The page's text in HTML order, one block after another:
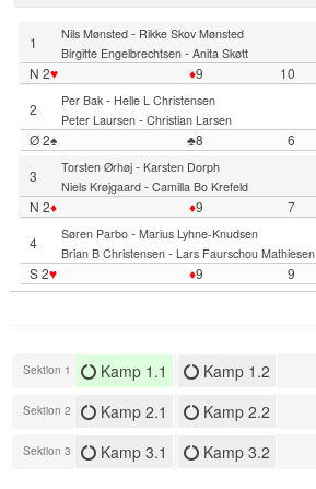
1 Nils Mønsted- Rikke Skov Mønsted
Birgitte Engelbrechtsen- Anita Skøtt
N 2♥ ♦9 10
2
Per Bak- Helle L Christensen
Peter Laursen- Christian Larsen
Ø 2♠ ♣8 6
3
Torsten Ørhøj- Karsten Dorph
Niels Krøjgaard- Camilla Bo Krefeld
N 2♦ ♦9 7
4
Søren Parbo- Marius Lyhne-Knudsen
Brian B Christensen- Lars Faurschou Mathiesen
S 2♥ ♦9 9
Sektion 1 Kamp 1.1 Kamp 1.2
Sektion 2 Kamp 2.1 Kamp 2.2
Sektion 3 Kamp 3.1 Kamp 3.2